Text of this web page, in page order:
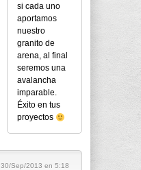
si cada uno
aportamos
nuestro
granito de
arena, al final
seremos una
avalancha
imparable.
Éxito en tus
proyectos
30/Sep/2013 en 5:18